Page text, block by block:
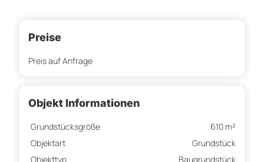
Preise
Preis auf Anfrage
Objekt Informationen
Grundstücksgröße
610 m²
Objektart
Grundstück
Objekttyp
Baugrundstück